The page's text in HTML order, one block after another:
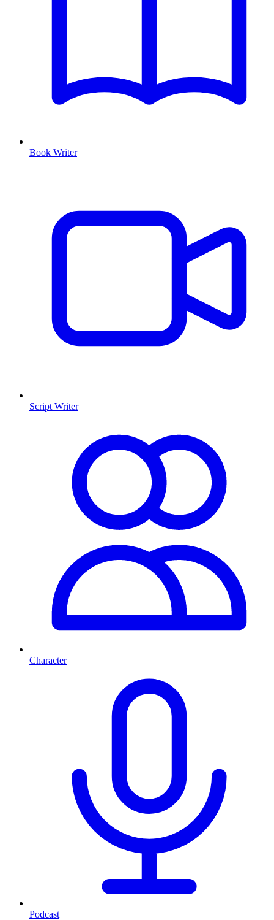
Book Writer
Script Writer
Character
Podcast